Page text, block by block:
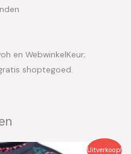
en WebwinkelKeur;
shoptegoed.
Uitverkoop!